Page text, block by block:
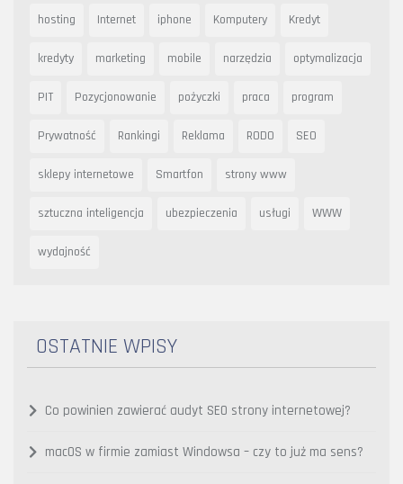
hosting Internet iphone Komputery Kredyt
kredyty marketing mobile narzędzia optymalizacja
PIT Pozycjonowanie pożyczki praca program
Prywatność Rankingi Reklama RODO SEO
sklepy internetowe Smartfon strony www
sztuczna inteligencja ubezpieczenia usługi WWW
wydajność
OSTATNIE WPISY
Co powinien zawierać audyt SEO strony internetowej?
macOS w firmie zamiast Windowsa – czy to już ma sens?